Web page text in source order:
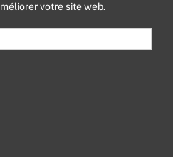
votre site web.